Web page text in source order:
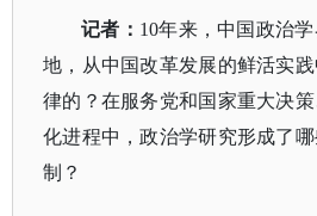
记者： 10年来，中国政治
地，从中国改革发展的鲜活实
律的？在服务党和国家重大决
化进程中，政治学研究形成了
制？